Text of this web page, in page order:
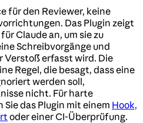
für den Reviewer, keine
Das Plugin zeigt
Claude an, um sie zu
Schreibvorgänge und
Verstoß erfasst wird. Die
Regel, die besagt, dass eine
werden soll,
nicht. Für harte
das Plugin mit einem Hook,
oder einer CI-Überprüfung.